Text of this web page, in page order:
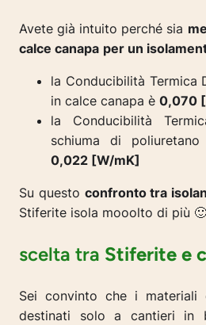
Avete già intuito perché sia
calce canapa per un
la Conducibilità Termica
in calce canapa è 0,070
la Conducibilità
schiuma di
0,022 [W/mK]
Su questo confronto tra
Stiferite isola mooolto di più 🙂
scelta tra Stiferite e
Sei convinto che i materiali
destinati solo a cantieri in